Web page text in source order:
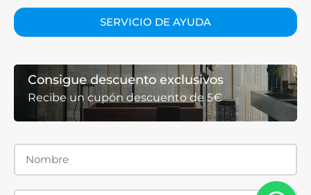
SERVICIO DE AYUDA
Consigue descuento exclusivos
Recibe un cupón descuento de 5€